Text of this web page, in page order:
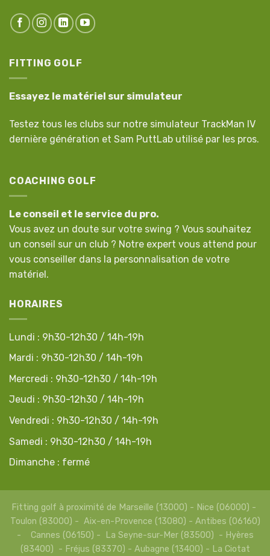
FITTING GOLF
Essayez le matériel sur simulateur
Testez tous les clubs sur notre simulateur TrackMan IV
dernière génération et Sam PuttLab utilisé par les pros.
COACHING GOLF
Le conseil et le service du pro.
Vous avez un doute sur votre swing ? Vous souhaitez
un conseil sur un club ? Notre expert vous attend pour
vous conseiller dans la personnalisation de votre
matériel.
HORAIRES
Lundi : 9h30-12h30 / 14h-19h
Mardi : 9h30-12h30 / 14h-19h
Mercredi : 9h30-12h30 / 14h-19h
Jeudi : 9h30-12h30 / 14h-19h
Vendredi : 9h30-12h30 / 14h-19h
Samedi : 9h30-12h30 / 14h-19h
Dimanche : fermé
Fitting golf à proximité de Marseille (13000) - Nice (06000) -
Toulon (83000) - Aix-en-Provence (13080) - Antibes (06160)
- Cannes (06150) - La Seyne-sur-Mer (83500) - Hyères
(83400) - Fréjus (83370) - Aubagne (13400) - La Ciotat